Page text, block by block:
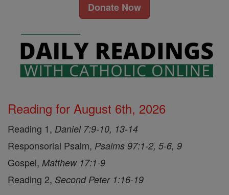
Donate Now
Reading for August 6th, 2026
Reading 1, Daniel 7:9-10, 13-14
Responsorial Psalm, Psalms 97:1-2, 5-6, 9
Gospel, Matthew 17:1-9
Reading 2, Second Peter 1:16-19